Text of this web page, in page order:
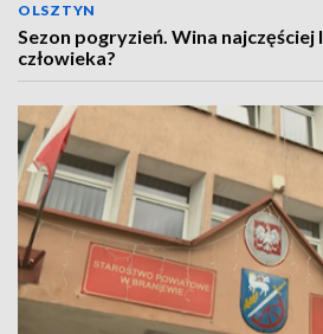
OLSZTYN
Sezon pogryzień. Wina
człowieka?